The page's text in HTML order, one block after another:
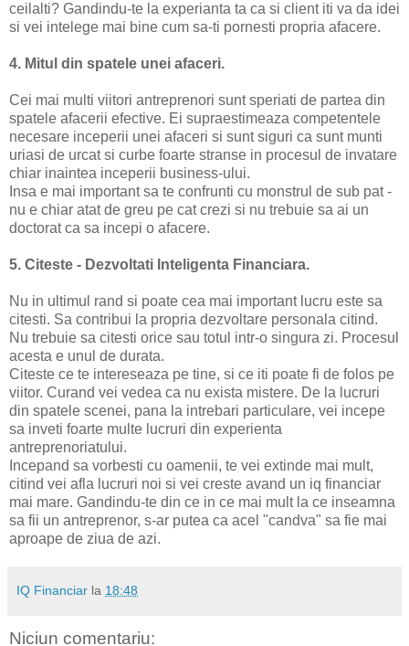
ceilalti? Gandindu-te la experianta ta ca si client iti va da idei
si vei intelege mai bine cum sa-ti pornesti propria afacere.
4. Mitul din spatele unei afaceri.
Cei mai multi viitori antreprenori sunt speriati de partea din
spatele afacerii efective. Ei supraestimeaza competentele
necesare inceperii unei afaceri si sunt siguri ca sunt munti
uriasi de urcat si curbe foarte stranse in procesul de invatare
chiar inaintea inceperii business-ului.
Insa e mai important sa te confrunti cu monstrul de sub pat -
nu e chiar atat de greu pe cat crezi si nu trebuie sa ai un
doctorat ca sa incepi o afacere.
5. Citeste - Dezvoltati Inteligenta Financiara.
Nu in ultimul rand si poate cea mai important lucru este sa
citesti. Sa contribui la propria dezvoltare personala citind.
Nu trebuie sa citesti orice sau totul intr-o singura zi. Procesul
acesta e unul de durata.
Citeste ce te intereseaza pe tine, si ce iti poate fi de folos pe
viitor. Curand vei vedea ca nu exista mistere. De la lucruri
din spatele scenei, pana la intrebari particulare, vei incepe
sa inveti foarte multe lucruri din experienta
antreprenoriatului.
Incepand sa vorbesti cu oamenii, te vei extinde mai mult,
citind vei afla lucruri noi si vei creste avand un iq financiar
mai mare. Gandindu-te din ce in ce mai mult la ce inseamna
sa fii un antreprenor, s-ar putea ca acel "candva" sa fie mai
aproape de ziua de azi.
IQ Financiar la 18:48
Niciun comentariu: